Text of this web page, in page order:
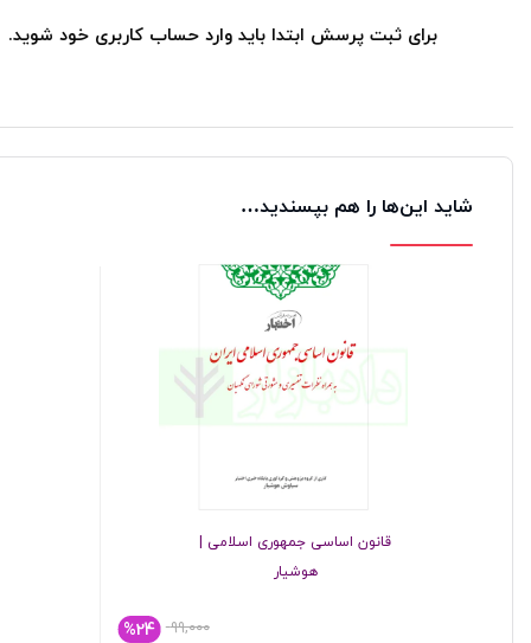
برای ثبت پرسش ابتدا باید وارد حساب کاربری خود شوید.
شاید این‌ها را هم بپسندید…
قانون اساسی جمهوری اسلامی |
هوشیار
%24 ۹۹,۰۰۰